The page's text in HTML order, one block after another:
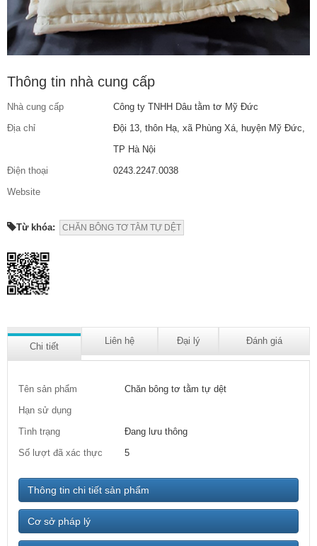
Thông tin nhà cung cấp
Nhà cung cấp
Công ty TNHH Dâu tằm tơ Mỹ Đức
Địa chỉ
Đội 13, thôn Hạ, xã Phùng Xá, huyện Mỹ Đức,
TP Hà Nội
Điện thoại
0243.2247.0038
Website
Từ khóa: CHĂN BÔNG TƠ TẰM TỰ DỆT
Chi tiết
Liên hệ Đại lý Đánh giá
Tên sản phẩm
Chăn bông tơ tằm tự dệt
Hạn sử dụng
Tình trạng
Đang lưu thông
Số lượt đã xác thực
5
Thông tin chi tiết sản phẩm
Cơ sở pháp lý